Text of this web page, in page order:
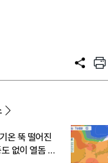
공
프
트
온 뚝 떨어진
없이 열돔 박